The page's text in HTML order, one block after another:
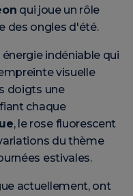
qui joue un rôle
des ongles d'été.
indéniable qui
visuelle
doigts une
chaque
, le rose fluorescent
du thème
estivales.
actuellement, ont